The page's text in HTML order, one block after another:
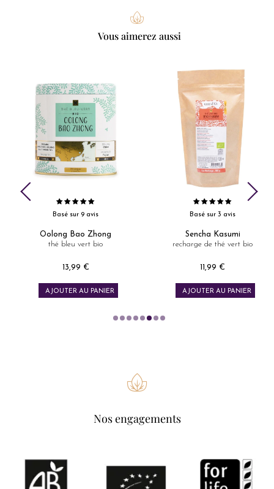
Vous aimerez aussi
Basé sur 9 avis
Oolong Bao Zhong
thé bleu vert bio
Prix
13,99 €
AJOUTER AU PANIER
Basé sur 3 avis
Sencha Kasumi
recharge de thé vert bio
Prix
11,99 €
AJOUTER AU PANIER
Nos engagements